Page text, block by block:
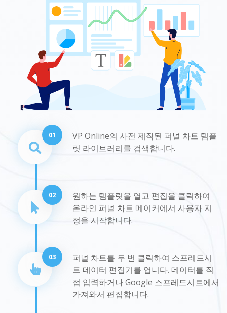
01
VP Online의 사전 제작된 퍼널 차트 템플
릿 라이브러리를 검색합니다.
02
원하는 템플릿을 열고 편집을 클릭하여
온라인 퍼널 차트 메이커에서 사용자 지
정을 시작합니다.
03
퍼널 차트를 두 번 클릭하여 스프레드시
트 데이터 편집기를 엽니다. 데이터를 직
접 입력하거나 Google 스프레드시트에서
가져와서 편집합니다.